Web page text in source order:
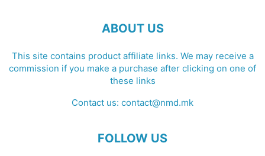
ABOUT US
This site contains product affiliate links. We may receive a
commission if you make a purchase after clicking on one of
these links
Contact us: contact@nmd.mk
FOLLOW US